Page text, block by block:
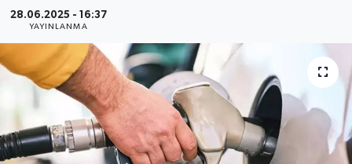
28.06.2025 - 16:37
YAYINLANMA